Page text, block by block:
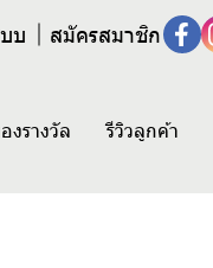
บ สมัครสมาชิก
งรางวัล รีวิวลูกค้า